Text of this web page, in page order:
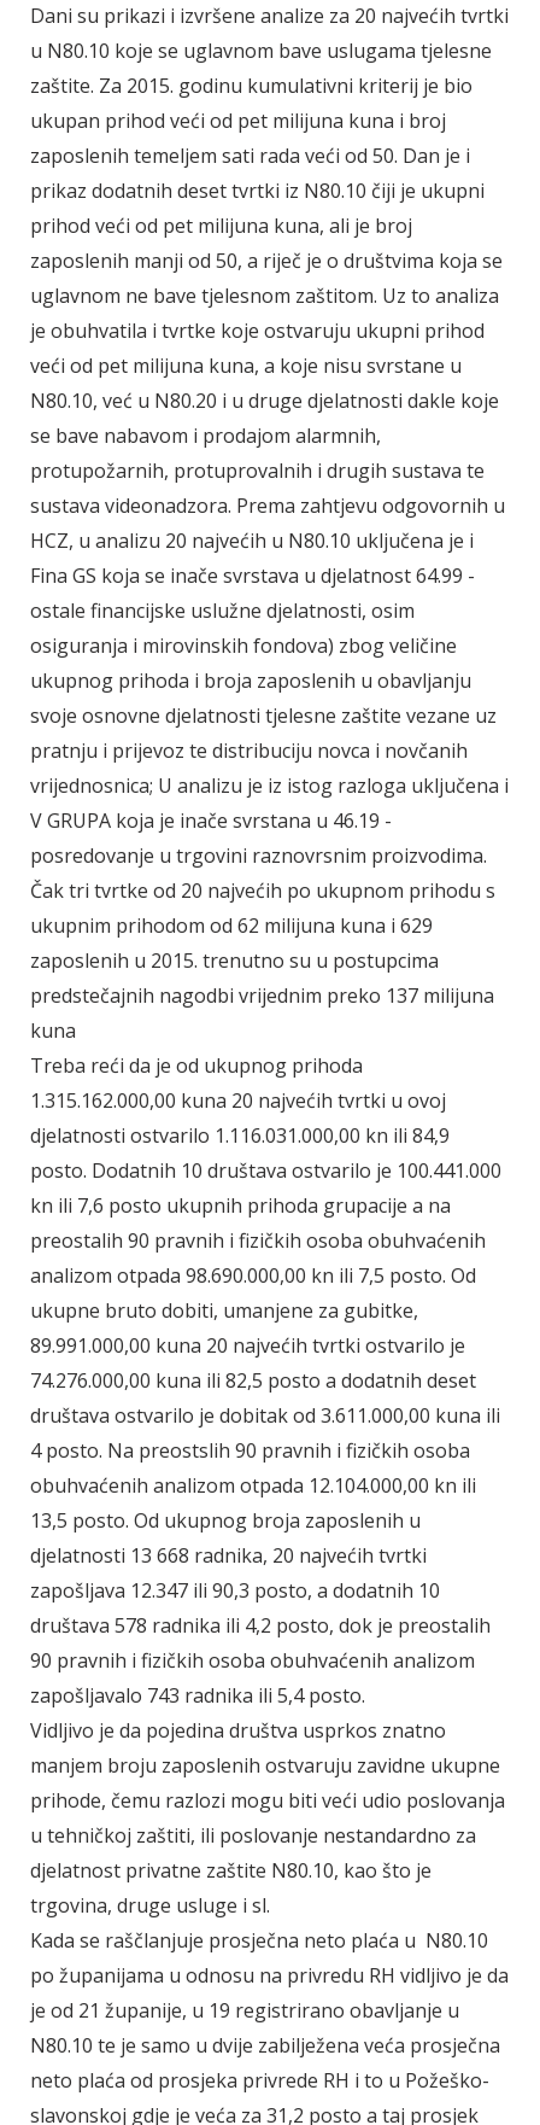
Dani su prikazi i izvršene analize za 20 najvećih tvrtki
u N80.10 koje se uglavnom bave uslugama tjelesne
zaštite. Za 2015. godinu kumulativni kriterij je bio
ukupan prihod veći od pet milijuna kuna i broj
zaposlenih temeljem sati rada veći od 50. Dan je i
prikaz dodatnih deset tvrtki iz N80.10 čiji je ukupni
prihod veći od pet milijuna kuna, ali je broj
zaposlenih manji od 50, a riječ je o društvima koja se
uglavnom ne bave tjelesnom zaštitom. Uz to analiza
je obuhvatila i tvrtke koje ostvaruju ukupni prihod
veći od pet milijuna kuna, a koje nisu svrstane u
N80.10, već u N80.20 i u druge djelatnosti dakle koje
se bave nabavom i prodajom alarmnih,
protupožarnih, protuprovalnih i drugih sustava te
sustava videonadzora. Prema zahtjevu odgovornih u
HCZ, u analizu 20 najvećih u N80.10 uključena je i
Fina GS koja se inače svrstava u djelatnost 64.99 -
ostale financijske uslužne djelatnosti, osim
osiguranja i mirovinskih fondova) zbog veličine
ukupnog prihoda i broja zaposlenih u obavljanju
svoje osnovne djelatnosti tjelesne zaštite vezane uz
pratnju i prijevoz te distribuciju novca i novčanih
vrijednosnica; U analizu je iz istog razloga uključena i
V GRUPA koja je inače svrstana u 46.19 -
posredovanje u trgovini raznovrsnim proizvodima.
Čak tri tvrtke od 20 najvećih po ukupnom prihodu s
ukupnim prihodom od 62 milijuna kuna i 629
zaposlenih u 2015. trenutno su u postupcima
predstečajnih nagodbi vrijednim preko 137 milijuna
kuna
Treba reći da je od ukupnog prihoda
1.315.162.000,00 kuna 20 najvećih tvrtki u ovoj
djelatnosti ostvarilo 1.116.031.000,00 kn ili 84,9
posto. Dodatnih 10 društava ostvarilo je 100.441.000
kn ili 7,6 posto ukupnih prihoda grupacije a na
preostalih 90 pravnih i fizičkih osoba obuhvaćenih
analizom otpada 98.690.000,00 kn ili 7,5 posto. Od
ukupne bruto dobiti, umanjene za gubitke,
89.991.000,00 kuna 20 najvećih tvrtki ostvarilo je
74.276.000,00 kuna ili 82,5 posto a dodatnih deset
društava ostvarilo je dobitak od 3.611.000,00 kuna ili
4 posto. Na preostslih 90 pravnih i fizičkih osoba
obuhvaćenih analizom otpada 12.104.000,00 kn ili
13,5 posto. Od ukupnog broja zaposlenih u
djelatnosti 13 668 radnika, 20 najvećih tvrtki
zapošljava 12.347 ili 90,3 posto, a dodatnih 10
društava 578 radnika ili 4,2 posto, dok je preostalih
90 pravnih i fizičkih osoba obuhvaćenih analizom
zapošljavalo 743 radnika ili 5,4 posto.
Vidljivo je da pojedina društva usprkos znatno
manjem broju zaposlenih ostvaruju zavidne ukupne
prihode, čemu razlozi mogu biti veći udio poslovanja
u tehničkoj zaštiti, ili poslovanje nestandardno za
djelatnost privatne zaštite N80.10, kao što je
trgovina, druge usluge i sl.
Kada se raščlanjuje prosječna neto plaća u N80.10
po županijama u odnosu na privredu RH vidljivo je da
je od 21 županije, u 19 registrirano obavljanje u
N80.10 te je samo u dvije zabilježena veća prosječna
neto plaća od prosjeka privrede RH i to u Požeško-
slavonskoj gdje je veća za 31,2 posto a taj prosjek